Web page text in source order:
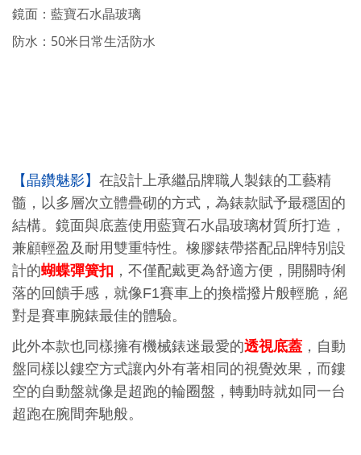
鏡面：藍寶石水晶玻璃
防水：50米日常生活防水
【晶鑽魅影】 在設計上承繼品牌職人製錶的工藝精
髓，以多層次立體疊砌的方式，為錶款賦予最穩固的
結構。鏡面與底蓋使用藍寶石水晶玻璃材質所打造，
兼顧輕盈及耐用雙重特性。橡膠錶帶搭配品牌特別設
計的蝴蝶彈簧扣 ，不僅配戴更為舒適方便，開關時俐
落的回饋手感，就像F1賽車上的換檔撥片般輕脆，絕
對是賽車腕錶最佳的體驗。
此外本款也同樣擁有機械錶迷最愛的透視底蓋 ，自動
盤同樣以鏤空方式讓內外有著相同的視覺效果，而鏤
空的自動盤就像是超跑的輪圈盤，轉動時就如同一台
超跑在腕間奔馳般。